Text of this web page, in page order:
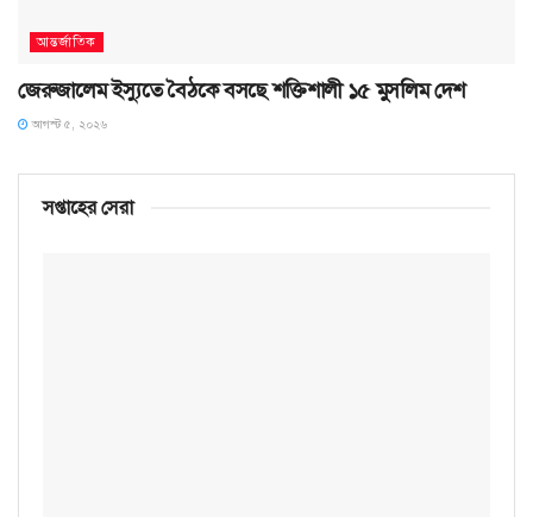
আন্তর্জাতিক
জেরুজালেম ইস্যুতে বৈঠকে বসছে শক্তিশালী ১৫ মুসলিম দেশ
আগস্ট ৫, ২০২৬
সপ্তাহের সেরা